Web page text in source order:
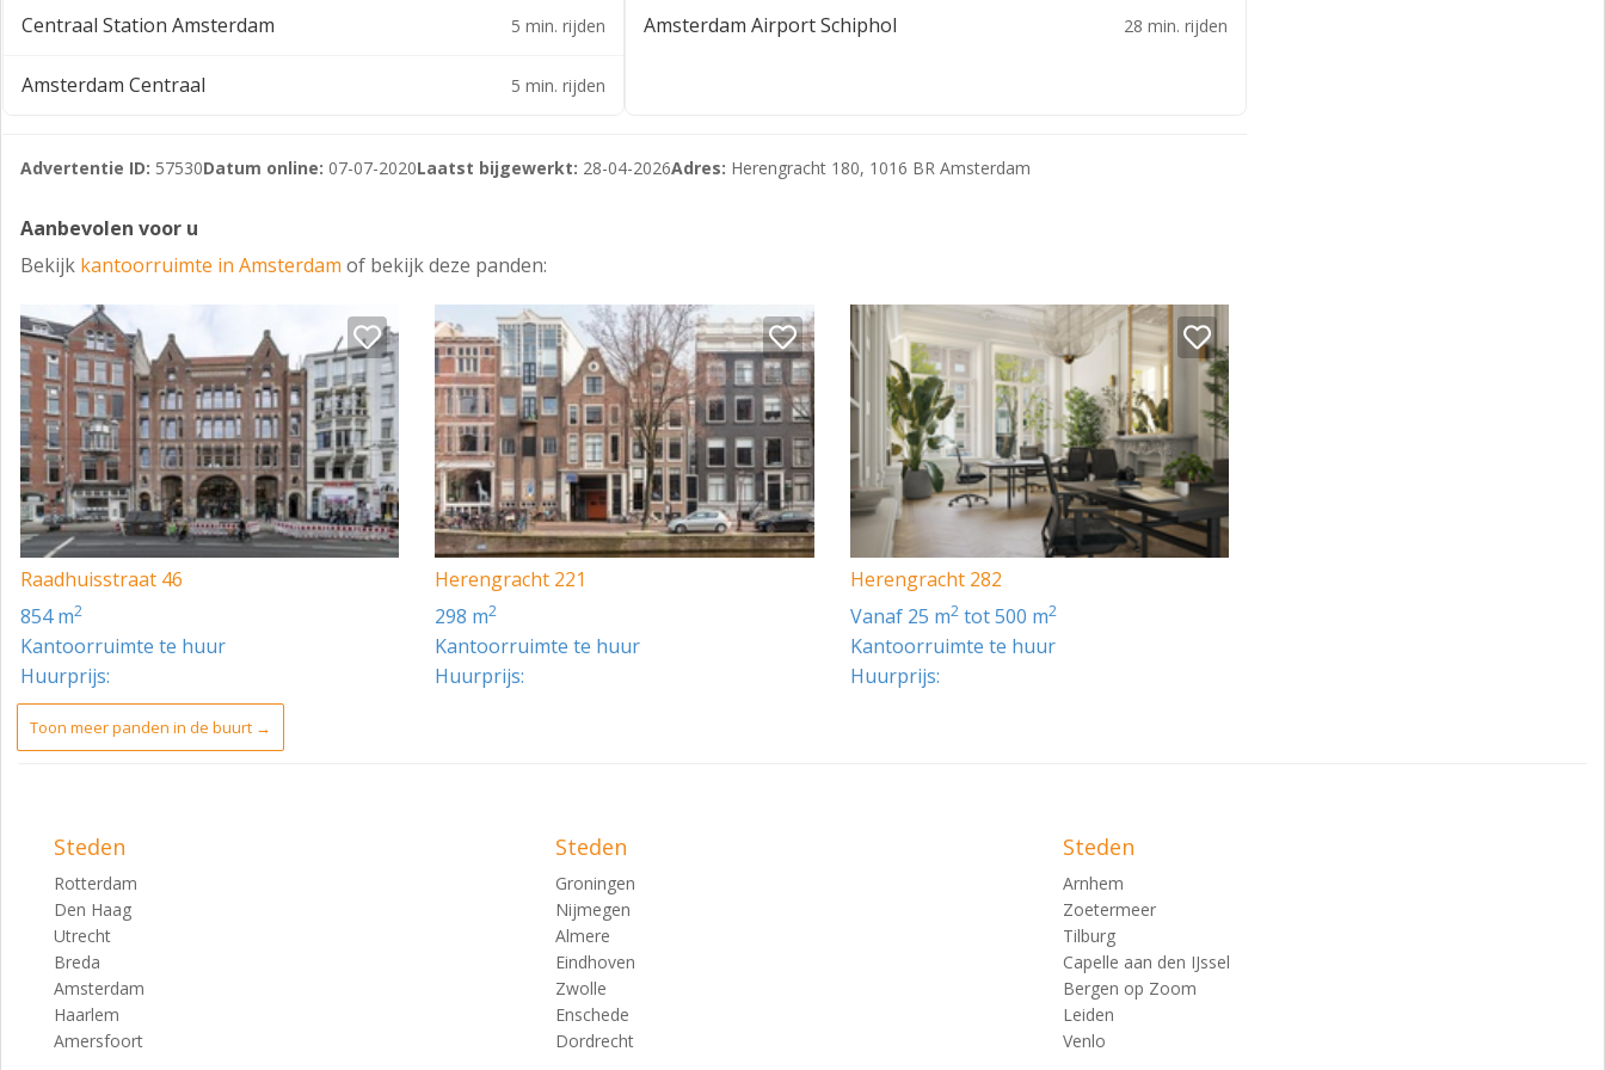
Centraal Station Amsterdam 5 min. rijden
Amsterdam Centraal 5 min. rijden
Amsterdam Airport Schiphol 28 min. rijden
Advertentie ID: 57530Datum online: 07-07-2020Laatst bijgewerkt: 28-04-2026Adres: Herengracht 180, 1016 BR Amsterdam
Aanbevolen voor u
Bekijk kantoorruimte in Amsterdam of bekijk deze panden:
Raadhuisstraat 46
854 m2
Kantoorruimte te huur
Huurprijs:
Herengracht 221
298 m2
Kantoorruimte te huur
Huurprijs:
Herengracht 282
vanaf 25 m2tot 500 m2
Kantoorruimte te huur
Huurprijs:
Toon meer panden in de buurt →
Steden
Rotterdam
Den Haag
Utrecht
Breda
Amsterdam
Haarlem
Amersfoort
Steden
Groningen
Nijmegen
Almere
Eindhoven
Zwolle
Enschede
Dordrecht
Steden
Arnhem
Zoetermeer
Tilburg
Capelle aan den IJssel
Bergen op Zoom
Leiden
Venlo